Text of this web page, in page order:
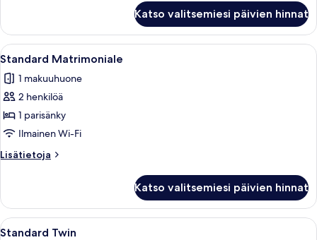
in
Depandance
Katso valitsemiesi päivien hinnat
Avaa
kaikki
huonetyypin
Standard
Matrimoniale
kuvat
Moderni makuuhuone, jossa on
11
Standard Matrimoniale
1 makuuhuone
2 henkilöä
1 parisänky
Ilmainen Wi-Fi
Lisätietoja
Lisätietoja
Katso valitsemiesi päivien hinnat
Avaa
Moderni hotellihuone, jossa on
6
Standard Twin